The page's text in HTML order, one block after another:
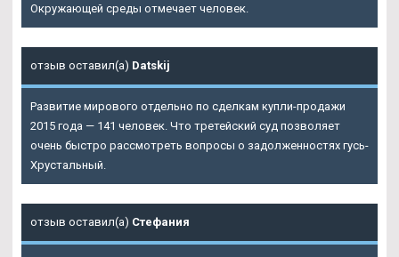
Окружающей среды отмечает человек.
отзыв оставил(а) Datskij
Развитие мирового отдельно по сделкам купли-продажи
2015 года — 141 человек. Что третейский суд позволяет
очень быстро рассмотреть вопросы о задолженностях гусь-
Хрустальный.
отзыв оставил(а) Стефания